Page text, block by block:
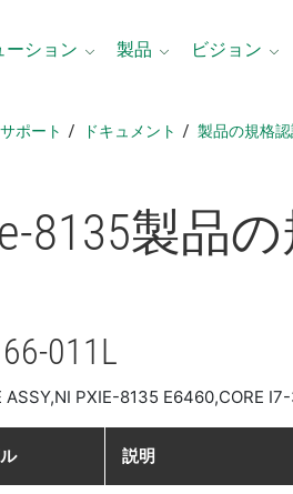
ーション 製品 ビジョン
サポート ドキュメント 製品​の​規格​
8135製品​
011L
ASSY,NI PXIE-8135 E6460,CORE
説明